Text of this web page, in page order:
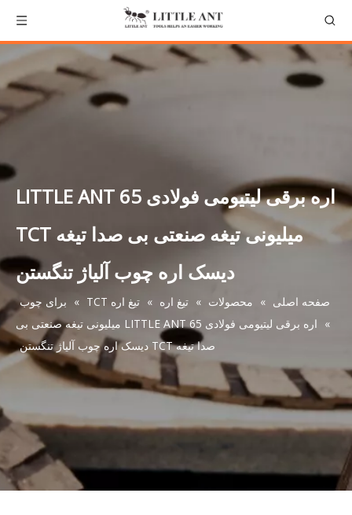
اره برقی لیتیومی فولادی LITTLE ANT 65
میلیونی تیغه صنعتی بی صدا تیغه TCT
دیسک اره چوب آلیاژ تنگستن
صفحه اصلی » محصولات » تیغ اره » تیغ اره TCT » برای چوب
»
اره برقی لیتیومی فولادی LITTLE ANT 65 میلیونی تیغه صنعتی بی
صدا تیغه TCT دیسک اره چوب آلیاژ تنگستن